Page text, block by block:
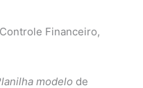
Financeiro,
modelo de